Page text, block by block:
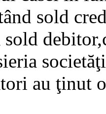
sold
sold
au ţinut